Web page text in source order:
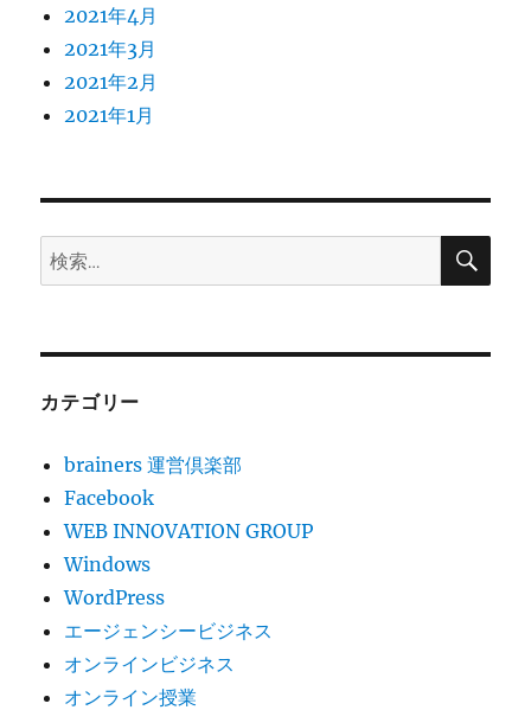
2021年4月
2021年3月
2021年2月
2021年1月
検
索:
検
カテゴリー
brainers 運営倶楽部
Facebook
WEB INNOVATION GROUP
Windows
WordPress
エージェンシービジネス
オンラインビジネス
オンライン授業